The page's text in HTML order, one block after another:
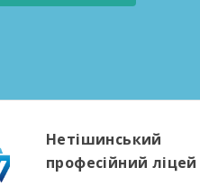
Нетішинський
професійний ліцей